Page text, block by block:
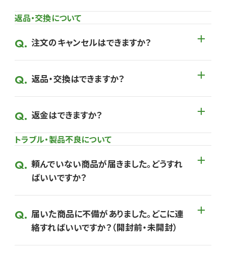
返品・交換について
注文のキャンセルはできますか？
返品・交換はできますか？
返金はできますか？
トラブル・製品不良について
頼んでいない商品が届きました。どうすれ
ばいいですか？
届いた商品に不備がありました。どこに連
絡すればいいですか？（開封前・未開封）